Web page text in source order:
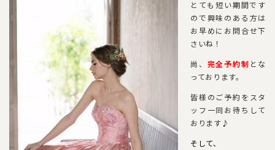
とても短い期間です
ので興味のある方は
お早めにお問合せ下
さいね！
尚、 完全予約制 とな
っております。
皆様のご予約をスタ
ッフ一同お待ちして
おります♪
そして、